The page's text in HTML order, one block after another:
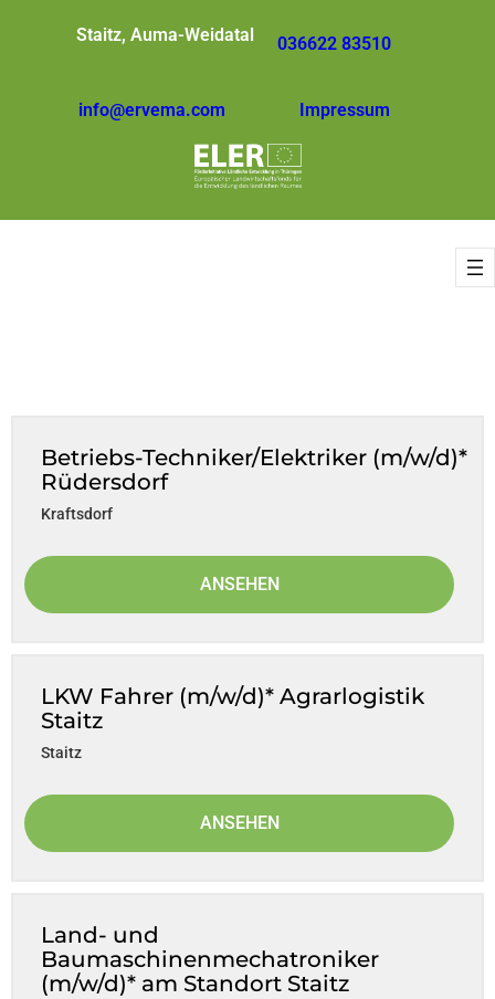
Staitz, Auma-Weidatal 036622 83510
info@ervema.com Impressum
Betriebs-Techniker/Elektriker (m/w/d)*
Rüdersdorf
Kraftsdorf
ANSEHEN
LKW Fahrer (m/w/d)* Agrarlogistik
Staitz
Staitz
ANSEHEN
Land- und
Baumaschinenmechatroniker
(m/w/d)* am Standort Staitz